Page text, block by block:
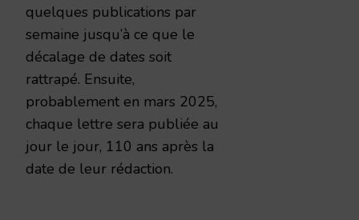
quelques publications par
semaine jusqu’à ce que le
décalage de dates soit
rattrapé. Ensuite,
probablement en mars 2025,
chaque lettre sera publiée au
jour le jour, 110 ans après la
date de leur rédaction.